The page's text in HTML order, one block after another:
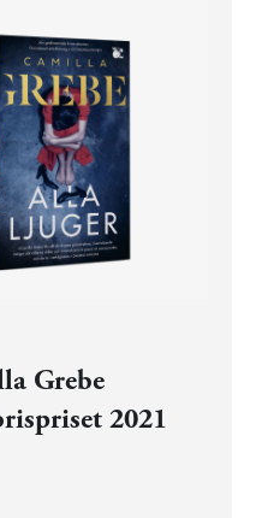
Grebe
2021